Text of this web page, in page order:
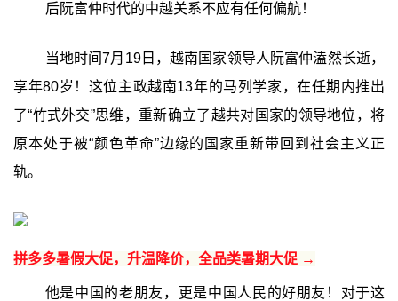
后阮富仲时代的中越关系不应有任何偏航！
当地时间7月19日，越南国家领导人阮富仲溘然长逝，
享年80岁！这位主政越南13年的马列学家，在任期内推出
了“竹式外交”思维，重新确立了越共对国家的领导地位，将
原本处于被“颜色革命”边缘的国家重新带回到社会主义正
轨。
拼多多暑假大促，升温降价，全品类暑期大促 →
他是中国的老朋友，更是中国人民的好朋友！对于这